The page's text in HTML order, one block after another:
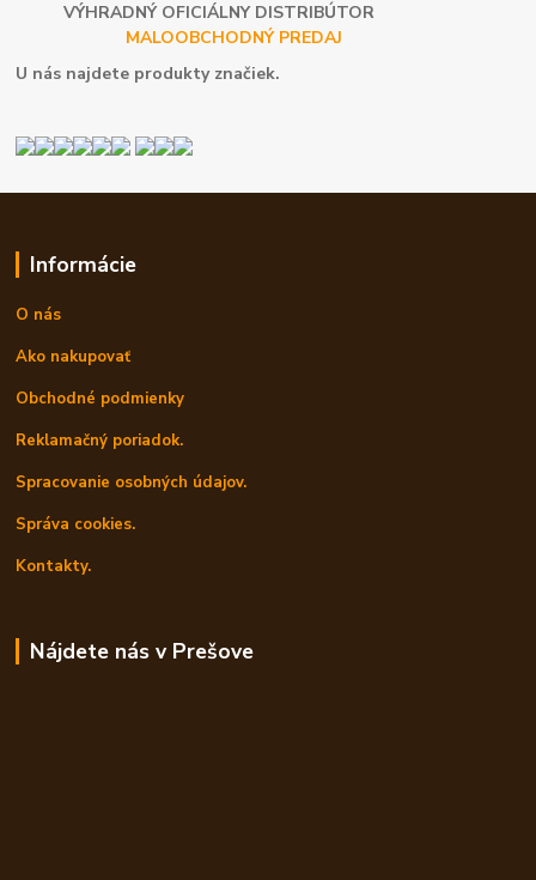
VÝHRADNÝ OFICIÁLNY DISTRIBÚTOR
MALOOBCHODNÝ PREDAJ
U nás najdete produkty značiek.
Informácie
O nás
Ako nakupovať
Obchodné podmienky
Reklamačný poriadok.
Spracovanie osobných údajov.
Správa cookies.
Kontakty.
Nájdete nás v Prešove